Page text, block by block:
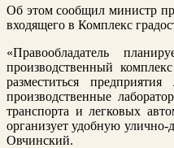
Об этом сообщил министр
входящего в Комплекс
«Правообладатель
производственный
разместиться
производственные
транспорта и легковых
организует удобную улично-
Овчинский.